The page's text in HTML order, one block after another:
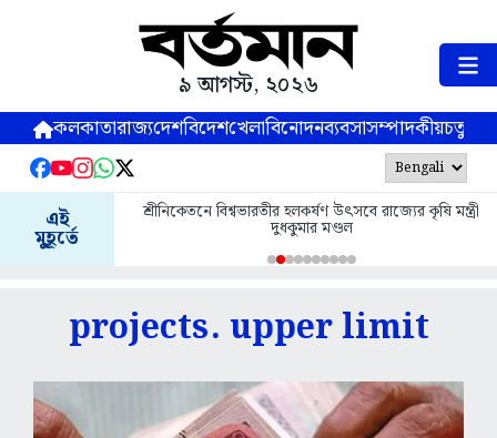
৯ আগস্ট, ২০২৬
কলকাতারাজ্যদেশবিদেশখেলাবিনোদনব্যবসাসম্পাদকীয়
এই
মুহূর্তে
শ্রীনিকেতনে বিশ্বভারতীর হলকর্ষণ উৎসবে রাজ্যের কৃষি মন্ত্রী
দুধকুমার মণ্ডল
projects. upper limit